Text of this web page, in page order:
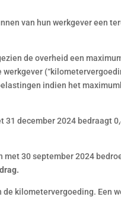
van hun werkgever een
de overheid een
indien het
december 2024 bedraagt
30 september 2024
kilometervergoeding. Een